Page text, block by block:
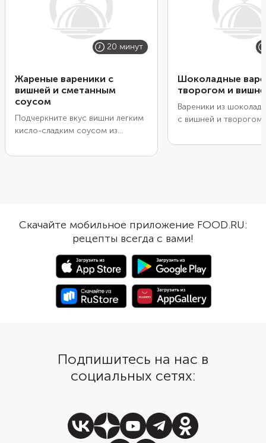
20 минут
Жареные вареники с
вишней и сметанным
соусом
Подчеркните вкус вишни легким
кисло-сладким соусом из
цедры. Дайте вареникам слегка
они не прилипнут друг к другу и
Шоколадные
творогом и
Вареники из
с вишней и творогом
полдника. Они
косточек. Обратите
что слепленные
варить всего 5
распадутся.
Скачайте мобильное приложение FOOD.RU:
рецепты всегда с вами!
Подпишитесь на нас в
социальных сетях: